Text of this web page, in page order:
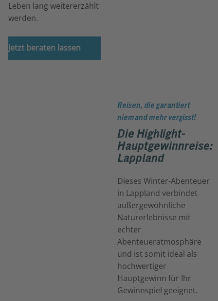
Leben lang weitererzählt
werden.
Jetzt beraten lassen
Reisen, die garantiert
niemand mehr vergisst!
Die Highlight-
Hauptgewinnreise:
Lappland
Dieses Winter-Abenteuer
in Lappland verbindet
außergewöhnliche
Naturerlebnisse mit
echter
Abenteueratmosphäre
und ist somit ideal als
hochwertiger
Hauptgewinn für Ihr
Gewinnspiel geeignet.